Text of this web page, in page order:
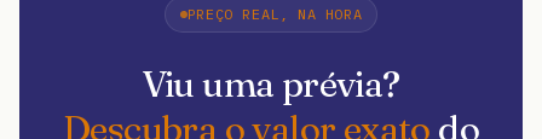
PREÇO REAL, NA HORA
Viu uma prévia?
Descubra o valor exato do